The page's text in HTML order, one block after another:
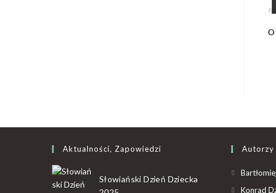
Aktualności, Zapowiedzi
Słowiański Dzień Dziecka
Autorzy
Konrad